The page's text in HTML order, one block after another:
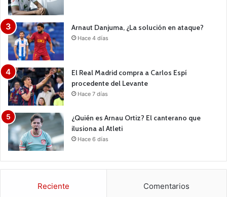
Arnaut Danjuma, ¿La solución en ataque?
Hace 4 días
El Real Madrid compra a Carlos Espí
procedente del Levante
Hace 7 días
¿Quién es Arnau Ortiz? El canterano que
ilusiona al Atleti
Hace 6 días
Reciente Comentarios